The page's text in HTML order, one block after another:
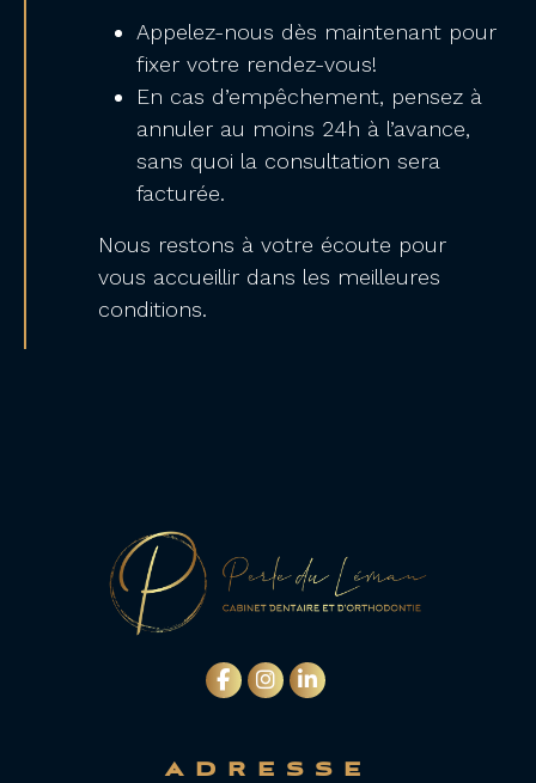
Appelez-nous dès maintenant pour
fixer votre rendez-vous!
En cas d’empêchement, pensez à
annuler au moins 24h à l’avance,
sans quoi la consultation sera
facturée.
Nous restons à votre écoute pour
vous accueillir dans les meilleures
conditions.
ADRESSE